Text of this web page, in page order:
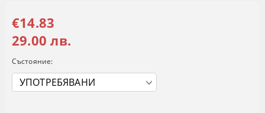
€14.83
29.00 лв.
Състояние: